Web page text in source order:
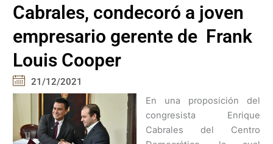
Cabrales, condecoró a joven
empresario gerente de Frank
Louis Cooper
21/12/2021
En una proposición del
congresista Enrique
Cabrales del Centro